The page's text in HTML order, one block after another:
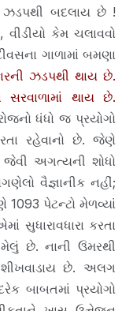
ઝડપથી બદલાય છે !
કેમ ચલાવવો
ગાળામાં બમણા
ઝડપથી થાય છે.
થાય છે.
ધંધો જ પ્રયોગો
રહેવાનો છે. જેણે
અગત્યની શોધો
વૈજ્ઞાનીક નહીં;
1093 પેટન્ટો મેળવ્યાં
સુધારાવધારા કરતા
છે. નાની ઉંમરથી
છે. અલગ
બાબતમાં પ્રયોગો